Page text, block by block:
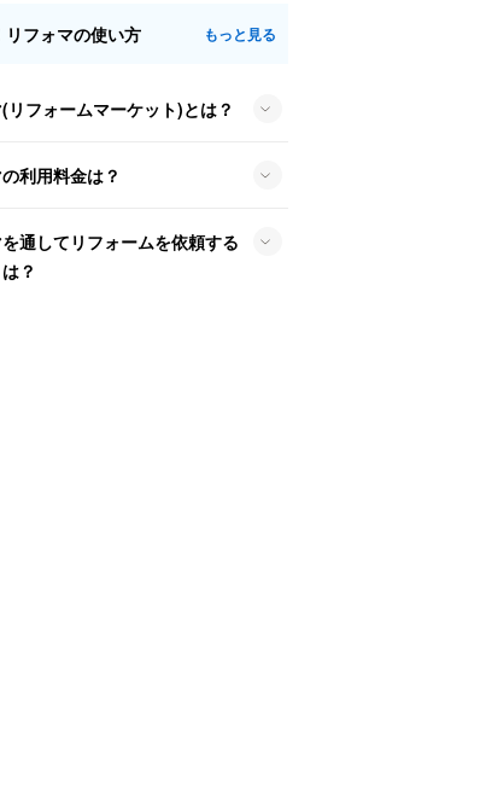
フォマの使い方 もっと見る
リフォームマーケット)とは？
利用料金は？
通してリフォームを依頼する
？